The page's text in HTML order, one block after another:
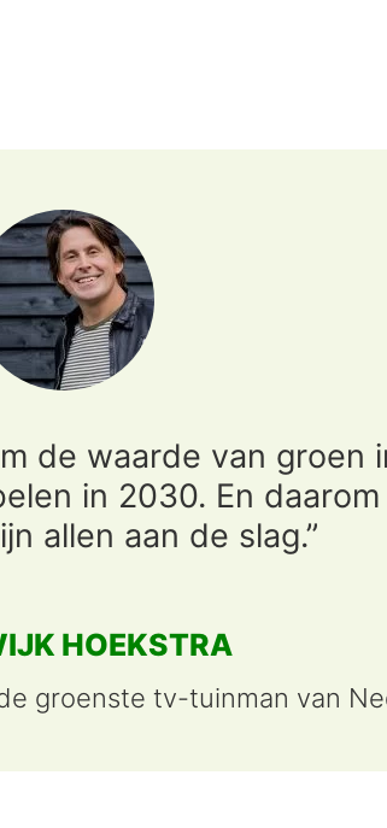
de waarde van groen
in 2030. En
allen aan de slag.”
HOEKSTRA
groenste tv-tuinman van